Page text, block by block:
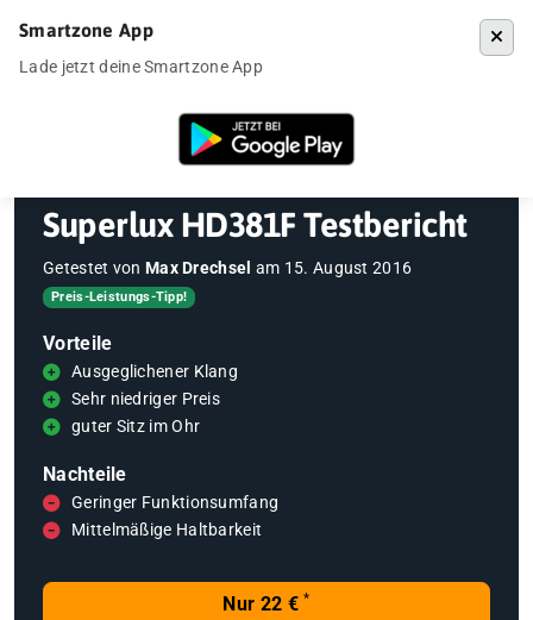
»Kopfhörer»Superlux HD381F Testbericht
Superlux HD381F Testbericht
Getestet von Max Drechsel am 15. August 2016
Preis-Leistungs-Tipp!
Vorteile
Ausgeglichener Klang
Sehr niedriger Preis
guter Sitz im Ohr
Nachteile
Geringer Funktionsumfang
Mittelmäßige Haltbarkeit
Nur 22 € *
Smartzone App
Lade jetzt deine Smartzone App